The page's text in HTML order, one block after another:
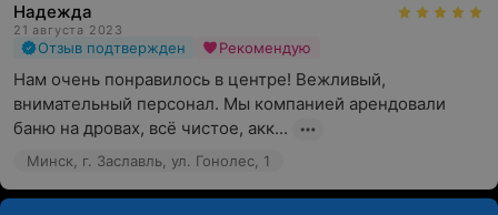
Надежда
21 августа 2023
Отзыв подтвержден Рекомендую
Нам очень понравилось в центре! Вежливый,
внимательный персонал. Мы компанией арендовали
баню на дровах, всё чистое, акк...
Минск, г. Заславль, ул. Гонолес, 1